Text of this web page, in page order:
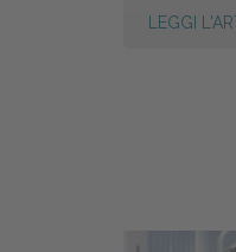
LEGGI